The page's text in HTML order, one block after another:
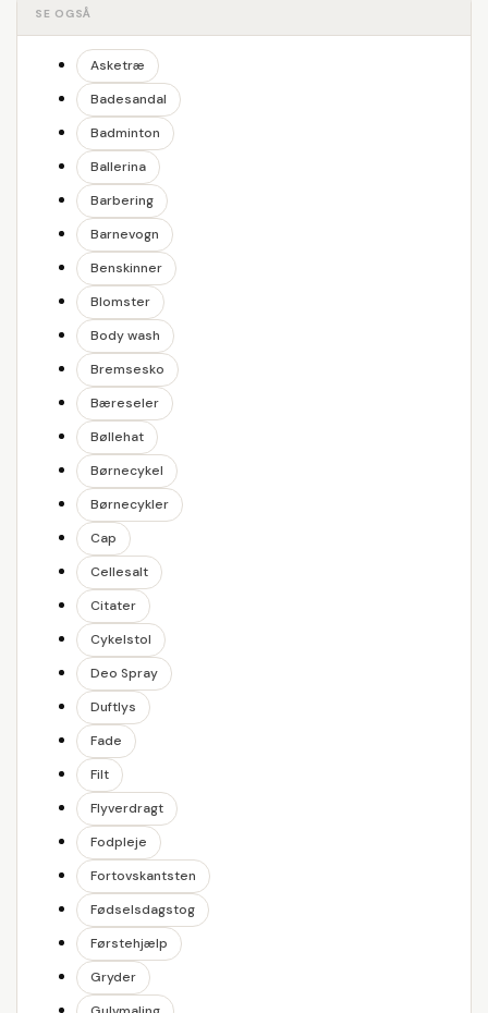
SE OGSÅ
Asketræ
Badesandal
Badminton
Ballerina
Barbering
Barnevogn
Benskinner
Blomster
Body wash
Bremsesko
Bæreseler
Bøllehat
Børnecykel
Børnecykler
Cap
Cellesalt
Citater
Cykelstol
Deo Spray
Duftlys
Fade
Filt
Flyverdragt
Fodpleje
Fortovskantsten
Fødselsdagstog
Førstehjælp
Gryder